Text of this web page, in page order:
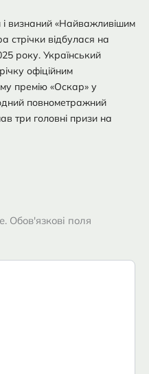
і визнаний «Найважливішим
стрічки відбулася на
року. Український
офіційним
премію «Оскар» у
повнометражний
три головні призи на
Обов'язкові поля